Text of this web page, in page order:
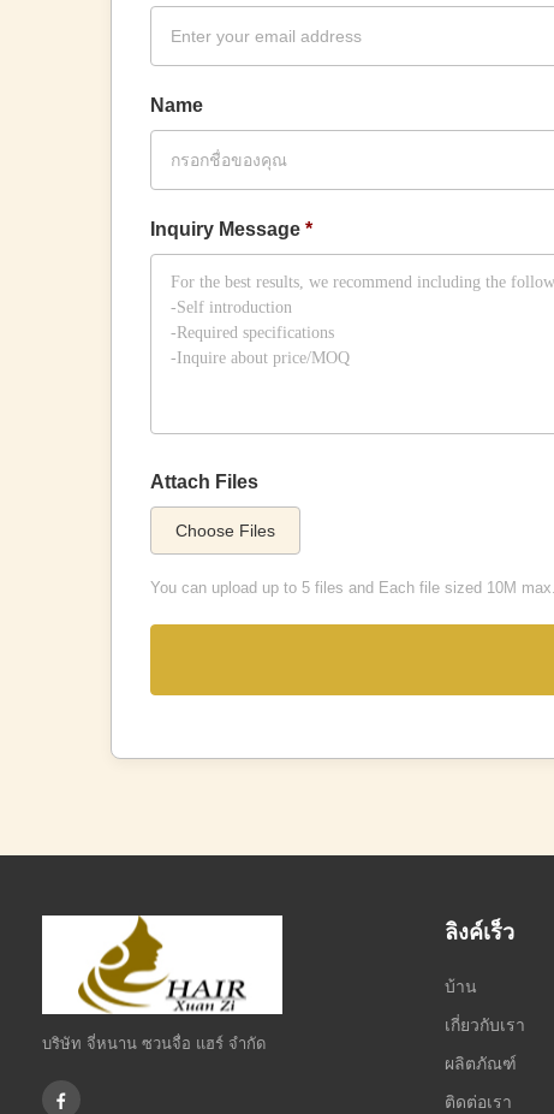
Name
Inquiry Message *
Attach Files
Choose Files
You can upload up to 5 files and Each file sized 10M max.
บริษัท จี่หนาน ซวนจื่อ แฮร์ จำกัด
ลิงค์เร็ว
บ้าน
เกี่ยวกับเรา
ผลิตภัณฑ์
ติดต่อเรา